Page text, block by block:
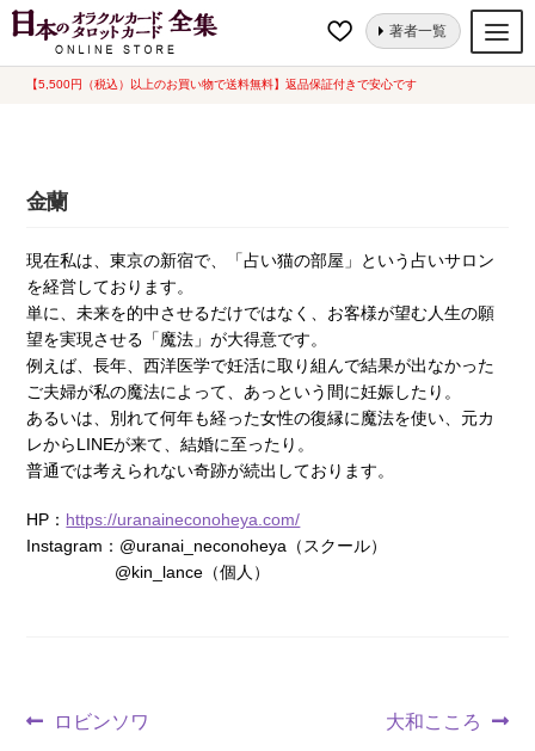
【5,500円（税込）以上のお買い物で送料無料】返品保証付きで安心です
ナ
コ
著者一覧
オラクルカード
ルノルマンカード
セット
新品一覧
中古一覧
希少品
書籍
カード関連グッズ
ホーム 金蘭
金蘭
現在私は、東京の新宿で、「占い猫の部屋」という占いサロン
を経営しております。
単に、未来を的中させるだけではなく、お客様が望む人生の願
望を実現させる「魔法」が大得意です。
例えば、長年、西洋医学で妊活に取り組んで結果が出なかった
ご夫婦が私の魔法によって、あっという間に妊娠したり。
あるいは、別れて何年も経った女性の復縁に魔法を使い、元カ
レからLINEが来て、結婚に至ったり。
普通では考えられない奇跡が続出しております。
HP： https://uranaineconoheya.com/
Instagram：@uranai_neconoheya（スクール）
@kin_lance（個人）
投前
ロビンソワ
次
大和こころ